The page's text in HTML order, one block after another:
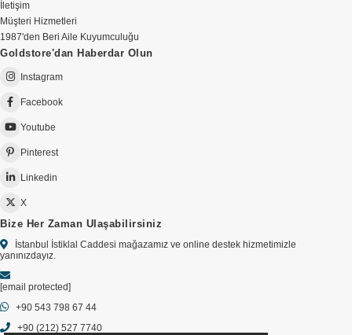
İletişim
Müşteri Hizmetleri
1987'den Beri Aile Kuyumculuğu
Goldstore'dan Haberdar Olun
Instagram
Facebook
Youtube
Pinterest
Linkedin
X
Bize Her Zaman Ulaşabilirsiniz
İstanbul İstiklal Caddesi mağazamız ve online destek hizmetimizle
yanınızdayız.
[email protected]
+90 543 798 67 44
+90 (212) 527 7740